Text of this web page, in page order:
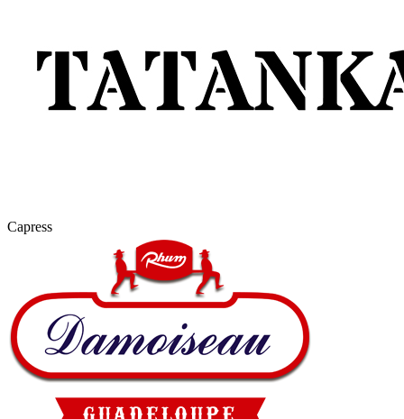
Capress